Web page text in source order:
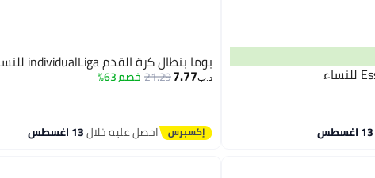
13 اغسطس
بوما بنطال كرة القدم individualLiga للنساء
د.ب‏7.77
21.29خصم 63%
احصل عليه خلال13 اغسطس